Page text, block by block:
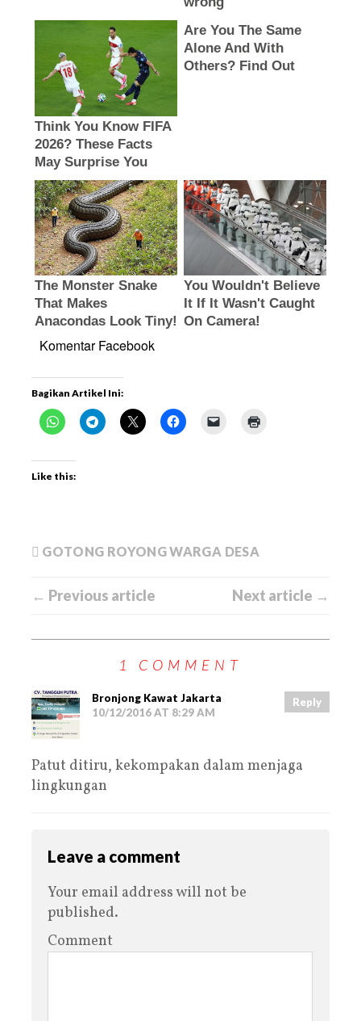
Komentar Facebook
Bagikan Artikel Ini:
Like this:
GOTONG ROYONG WARGA DESA
← Previous article Next article →
1 COMMENT
Bronjong Kawat Jakarta
10/12/2016 AT 8:29 AM
Reply
Patut ditiru, kekompakan dalam menjaga
lingkungan
Leave a comment
Your email address will not be
published.
Comment